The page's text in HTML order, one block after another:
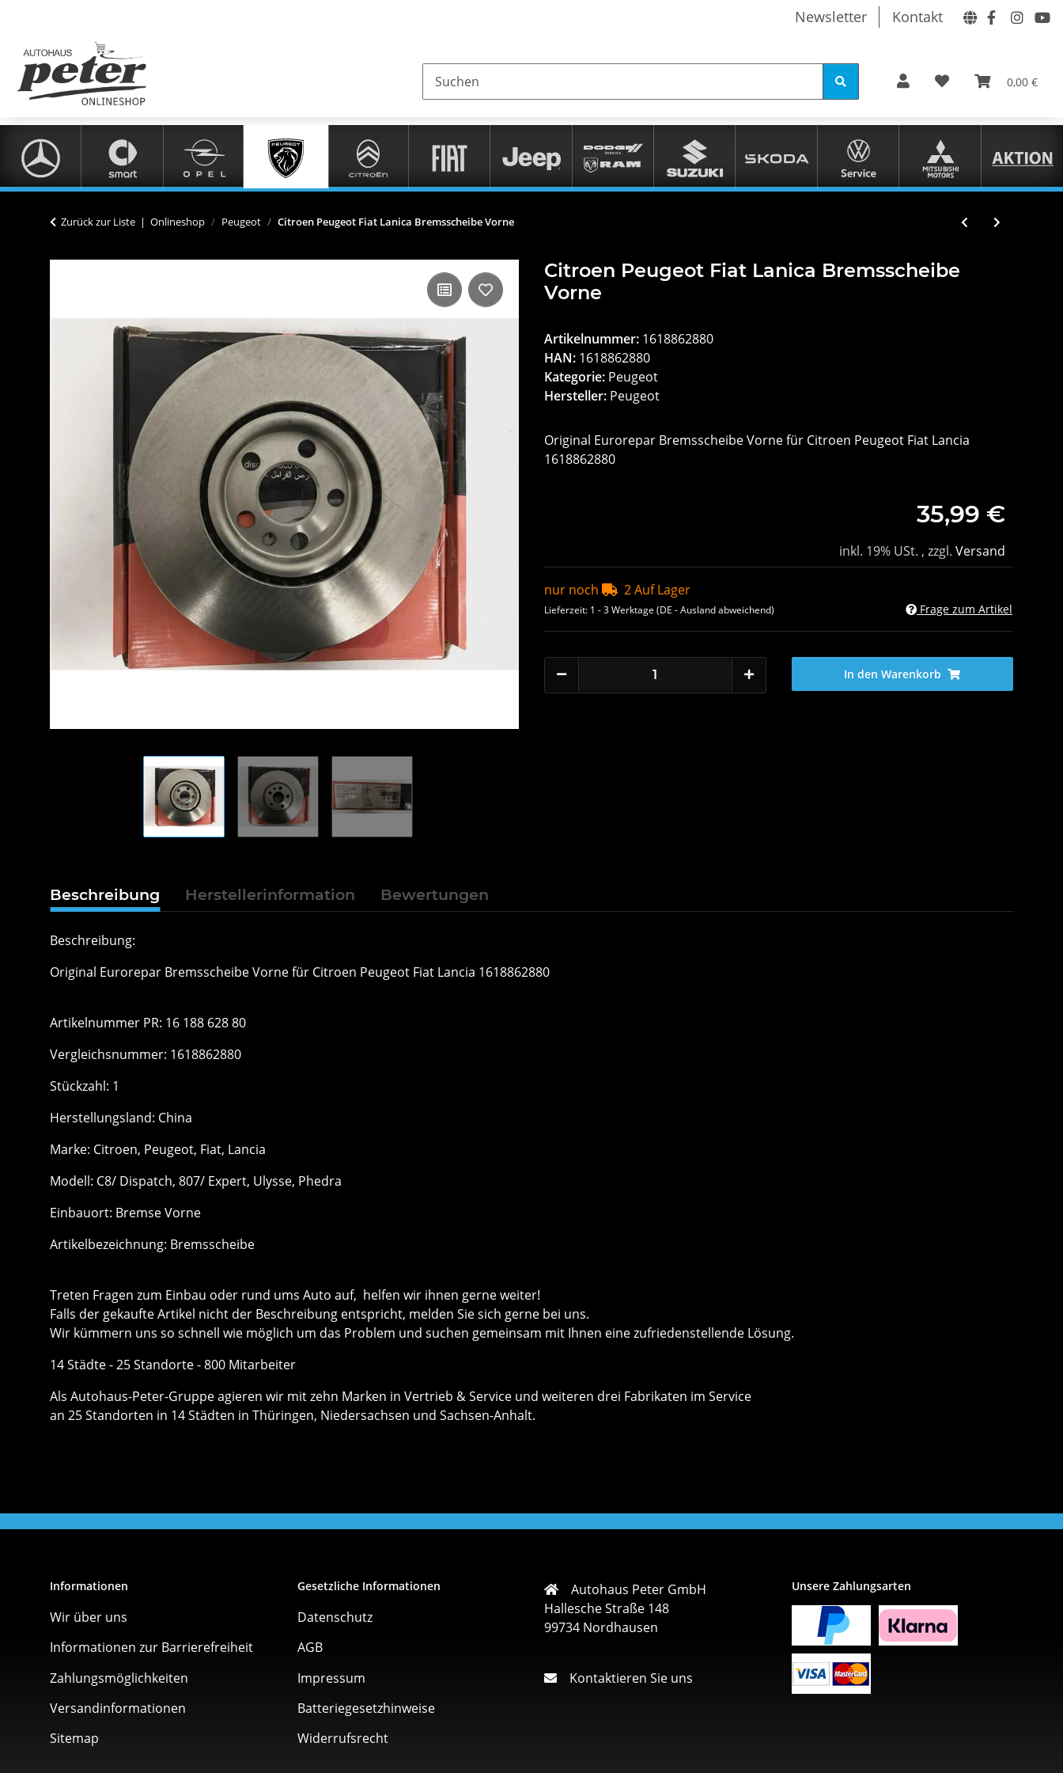
Newsletter Kontakt
0,00 €
Zurück zur Liste Onlineshop Peugeot Citroen Peugeot Fiat Lanica Bremsscheibe Vorne
Citroen Peugeot Fiat Lanica Bremsscheibe
Vorne
Artikelnummer: 1618862880
HAN: 1618862880
Kategorie: Peugeot
Hersteller: Peugeot
Original Eurorepar Bremsscheibe Vorne für Citroen Peugeot Fiat Lancia
1618862880
35,99 €
inkl. 19% USt. , zzgl. Versand
nur noch 2 Auf Lager
Lieferzeit: 1 - 3 Werktage (DE - Ausland abweichend) Frage zum Artikel
In den Warenkorb
Beschreibung Herstellerinformation Bewertungen
Beschreibung:
Original Eurorepar Bremsscheibe Vorne für Citroen Peugeot Fiat Lancia 1618862880
Artikelnummer PR: 16 188 628 80
Vergleichsnummer: 1618862880
Stückzahl: 1
Herstellungsland: China
Marke: Citroen, Peugeot, Fiat, Lancia
Modell: C8/ Dispatch, 807/ Expert, Ulysse, Phedra
Einbauort: Bremse Vorne
Artikelbezeichnung: Bremsscheibe
Treten Fragen zum Einbau oder rund ums Auto auf, helfen wir ihnen gerne weiter!
Falls der gekaufte Artikel nicht der Beschreibung entspricht, melden Sie sich gerne bei uns.
Wir kümmern uns so schnell wie möglich um das Problem und suchen gemeinsam mit Ihnen eine zufriedenstellende Lösung.
14 Städte - 25 Standorte - 800 Mitarbeiter
Als Autohaus-Peter-Gruppe agieren wir mit zehn Marken in Vertrieb & Service und weiteren drei Fabrikaten im Service
an 25 Standorten in 14 Städten in Thüringen, Niedersachsen und Sachsen-Anhalt.
Informationen
Wir über uns
Informationen zur Barrierefreiheit
Zahlungsmöglichkeiten
Versandinformationen
Sitemap
Gesetzliche Informationen
Datenschutz
AGB
Impressum
Batteriegesetzhinweise
Widerrufsrecht
Autohaus Peter GmbH
Hallesche Straße 148
99734 Nordhausen
Kontaktieren Sie uns
Unsere Zahlungsarten